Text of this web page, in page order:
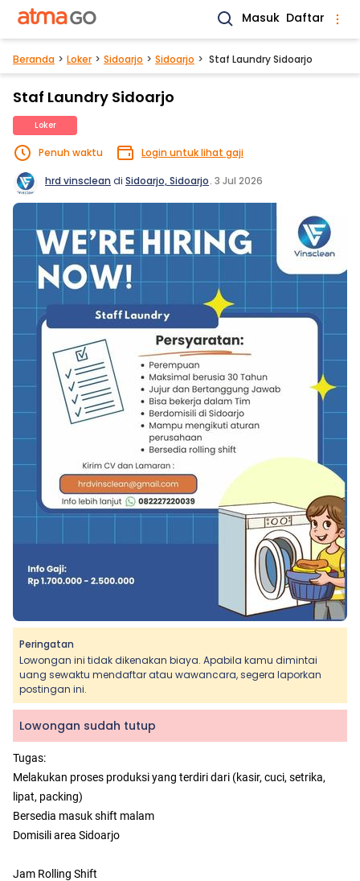
Masuk Daftar
Beranda Loker Sidoarjo Sidoarjo Staf Laundry Sidoarjo
Staf Laundry Sidoarjo
Loker
Penuh waktu Login untuk lihat gaji
hrd vinsclean di Sidoarjo, Sidoarjo. 3 Jul 2026
Peringatan
Lowongan ini tidak dikenakan biaya. Apabila kamu dimintai
uang sewaktu mendaftar atau wawancara, segera laporkan
postingan ini.
Lowongan sudah tutup
Tugas:
Melakukan proses produksi yang terdiri dari (kasir, cuci, setrika,
lipat, packing)
Bersedia masuk shift malam
Domisili area Sidoarjo
Jam Rolling Shift